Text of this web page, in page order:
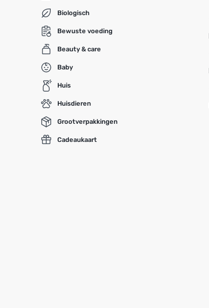
Biologisch
Bewuste voeding
Beauty & care
Baby
Huis
Huisdieren
Grootverpakkingen
Cadeaukaart